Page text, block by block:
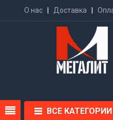
О нас Доставка |
ВСЕ КАТЕГОРИИ